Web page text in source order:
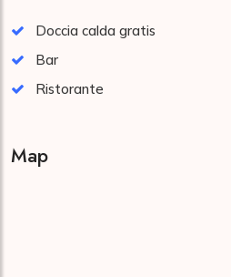
Doccia calda gratis
Bar
Ristorante
Map